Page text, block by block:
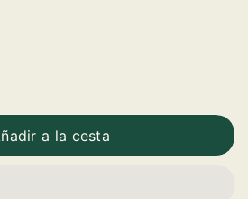
a la cesta